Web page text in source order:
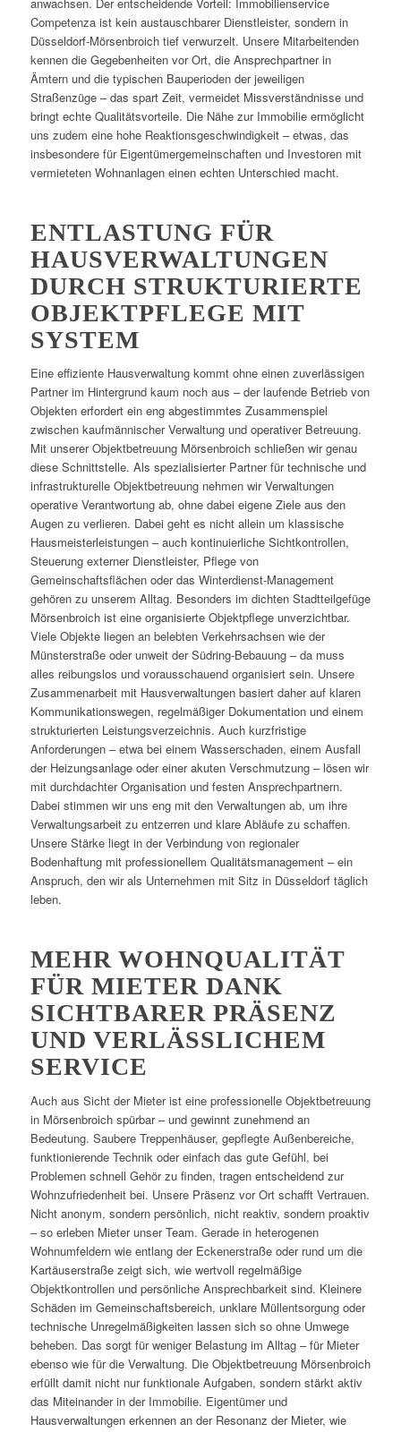
anwachsen. Der entscheidende Vorteil: Immobilienservice
Competenza ist kein austauschbarer Dienstleister, sondern in
Düsseldorf-Mörsenbroich tief verwurzelt. Unsere Mitarbeitenden
kennen die Gegebenheiten vor Ort, die Ansprechpartner in
Ämtern und die typischen Bauperioden der jeweiligen
Straßenzüge – das spart Zeit, vermeidet Missverständnisse und
bringt echte Qualitätsvorteile. Die Nähe zur Immobilie ermöglicht
uns zudem eine hohe Reaktionsgeschwindigkeit – etwas, das
insbesondere für Eigentümergemeinschaften und Investoren mit
vermieteten Wohnanlagen einen echten Unterschied macht.
ENTLASTUNG FÜR
HAUSVERWALTUNGEN
DURCH STRUKTURIERTE
OBJEKTPFLEGE MIT
SYSTEM
Eine effiziente Hausverwaltung kommt ohne einen zuverlässigen
Partner im Hintergrund kaum noch aus – der laufende Betrieb von
Objekten erfordert ein eng abgestimmtes Zusammenspiel
zwischen kaufmännischer Verwaltung und operativer Betreuung.
Mit unserer Objektbetreuung Mörsenbroich schließen wir genau
diese Schnittstelle. Als spezialisierter Partner für technische und
infrastrukturelle Objektbetreuung nehmen wir Verwaltungen
operative Verantwortung ab, ohne dabei eigene Ziele aus den
Augen zu verlieren. Dabei geht es nicht allein um klassische
Hausmeisterleistungen – auch kontinuierliche Sichtkontrollen,
Steuerung externer Dienstleister, Pflege von
Gemeinschaftsflächen oder das Winterdienst-Management
gehören zu unserem Alltag. Besonders im dichten Stadtteilgefüge
Mörsenbroich ist eine organisierte Objektpflege unverzichtbar.
Viele Objekte liegen an belebten Verkehrsachsen wie der
Münsterstraße oder unweit der Südring-Bebauung – da muss
alles reibungslos und vorausschauend organisiert sein. Unsere
Zusammenarbeit mit Hausverwaltungen basiert daher auf klaren
Kommunikationswegen, regelmäßiger Dokumentation und einem
strukturierten Leistungsverzeichnis. Auch kurzfristige
Anforderungen – etwa bei einem Wasserschaden, einem Ausfall
der Heizungsanlage oder einer akuten Verschmutzung – lösen wir
mit durchdachter Organisation und festen Ansprechpartnern.
Dabei stimmen wir uns eng mit den Verwaltungen ab, um ihre
Verwaltungsarbeit zu entzerren und klare Abläufe zu schaffen.
Unsere Stärke liegt in der Verbindung von regionaler
Bodenhaftung mit professionellem Qualitätsmanagement – ein
Anspruch, den wir als Unternehmen mit Sitz in Düsseldorf täglich
leben.
MEHR WOHNQUALITÄT
FÜR MIETER DANK
SICHTBARER PRÄSENZ
UND VERLÄSSLICHEM
SERVICE
Auch aus Sicht der Mieter ist eine professionelle Objektbetreuung
in Mörsenbroich spürbar – und gewinnt zunehmend an
Bedeutung. Saubere Treppenhäuser, gepflegte Außenbereiche,
funktionierende Technik oder einfach das gute Gefühl, bei
Problemen schnell Gehör zu finden, tragen entscheidend zur
Wohnzufriedenheit bei. Unsere Präsenz vor Ort schafft Vertrauen.
Nicht anonym, sondern persönlich, nicht reaktiv, sondern proaktiv
– so erleben Mieter unser Team. Gerade in heterogenen
Wohnumfeldern wie entlang der Eckenerstraße oder rund um die
Kartäuserstraße zeigt sich, wie wertvoll regelmäßige
Objektkontrollen und persönliche Ansprechbarkeit sind. Kleinere
Schäden im Gemeinschaftsbereich, unklare Müllentsorgung oder
technische Unregelmäßigkeiten lassen sich so ohne Umwege
beheben. Das sorgt für weniger Belastung im Alltag – für Mieter
ebenso wie für die Verwaltung. Die Objektbetreuung Mörsenbroich
erfüllt damit nicht nur funktionale Aufgaben, sondern stärkt aktiv
das Miteinander in der Immobilie. Eigentümer und
Hausverwaltungen erkennen an der Resonanz der Mieter, wie